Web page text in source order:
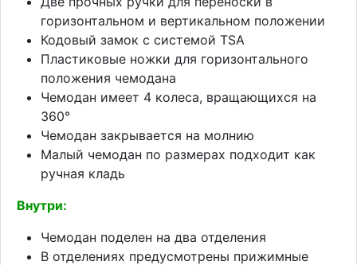
горизонтальном и вертикальном положении
Кодовый замок с системой TSA
Пластиковые ножки для горизонтального
положения чемодана
Чемодан имеет 4 колеса, вращающихся на
360°
Чемодан закрывается на молнию
Малый чемодан по размерах подходит как
ручная кладь
Внутри:
Чемодан поделен на два отделения
В отделениях предусмотрены прижимные